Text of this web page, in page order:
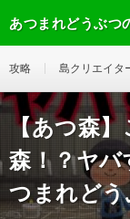
あつまれどうぶつ
攻略 島クリエイタ
【あつ森
森！？ヤバ
つまれど